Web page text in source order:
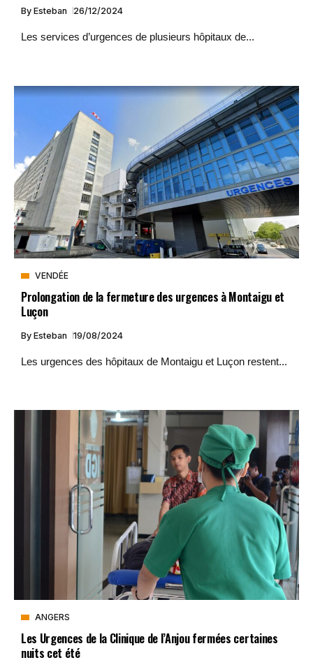
By Esteban 26/12/2024
Les services d’urgences de plusieurs hôpitaux de...
VENDÉE
Prolongation de la fermeture des urgences à Montaigu et
Luçon
By Esteban 19/08/2024
Les urgences des hôpitaux de Montaigu et Luçon restent...
ANGERS
Les Urgences de la Clinique de l’Anjou fermées certaines
nuits cet été